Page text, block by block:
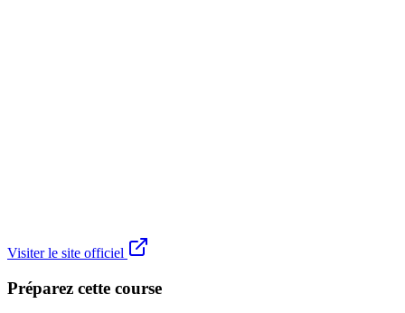
Visiter le site officiel
Préparez cette course